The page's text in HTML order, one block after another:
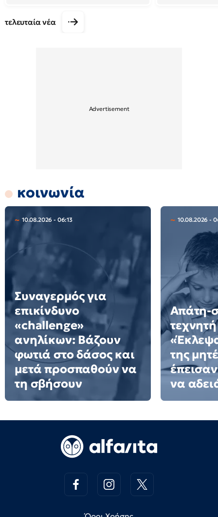
τελευταία νέα
κοινωνία
10.08.2026 - 06:13
Συναγερμός για
επικίνδυνο
«challenge»
ανηλίκων: Βάζουν
φωτιά στο δάσος και
μετά προσπαθούν να
τη σβήσουν
10.08.2026 -
Απάτη-
της
να